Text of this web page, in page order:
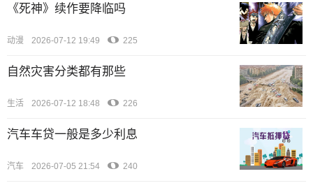
《死神》续作要降临吗
动漫 2026-07-12 19:49 225
自然灾害分类都有那些
生活 2026-07-12 18:48 226
汽车车贷一般是多少利息
汽车 2026-07-05 21:54 240